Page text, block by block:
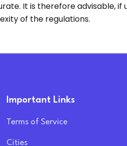
It is therefore advisable, if
of the regulations.
Important Links
Terms of Service
Cities